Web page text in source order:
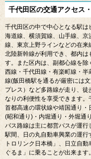
千代田区の交通アクセス
千代田区の中で中心となる駅は
海道線、横須賀線、山手線、京
線、東京上野ラインなどの在来
北陸新幹線が利用でき、都内
す。また区内は、副都心線を
西線・千代田線・有楽町線・
線(飯田橋駅を通るが厳密には
プレス）など多路線が走り、
なりの利便性を享受できます
首都高速の環状線や靖国通り・
(昭和通り ) ・内堀通り・外堀通
バス路線は主に都営バスが運
駅間、日の丸自動車興業の運
トロリンク日本橋」、日立自
ぐるま」に乗ることが出来ます。